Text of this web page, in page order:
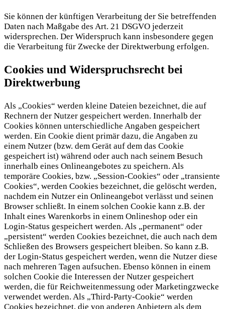
Sie können der künftigen Verarbeitung der Sie betreffenden
Daten nach Maßgabe des Art. 21 DSGVO jederzeit
widersprechen. Der Widerspruch kann insbesondere gegen
die Verarbeitung für Zwecke der Direktwerbung erfolgen.
Cookies und Widerspruchsrecht bei
Direktwerbung
Als „Cookies“ werden kleine Dateien bezeichnet, die auf
Rechnern der Nutzer gespeichert werden. Innerhalb der
Cookies können unterschiedliche Angaben gespeichert
werden. Ein Cookie dient primär dazu, die Angaben zu
einem Nutzer (bzw. dem Gerät auf dem das Cookie
gespeichert ist) während oder auch nach seinem Besuch
innerhalb eines Onlineangebotes zu speichern. Als
temporäre Cookies, bzw. „Session-Cookies“ oder „transiente
Cookies“, werden Cookies bezeichnet, die gelöscht werden,
nachdem ein Nutzer ein Onlineangebot verlässt und seinen
Browser schließt. In einem solchen Cookie kann z.B. der
Inhalt eines Warenkorbs in einem Onlineshop oder ein
Login-Status gespeichert werden. Als „permanent“ oder
„persistent“ werden Cookies bezeichnet, die auch nach dem
Schließen des Browsers gespeichert bleiben. So kann z.B.
der Login-Status gespeichert werden, wenn die Nutzer diese
nach mehreren Tagen aufsuchen. Ebenso können in einem
solchen Cookie die Interessen der Nutzer gespeichert
werden, die für Reichweitenmessung oder Marketingzwecke
verwendet werden. Als „Third-Party-Cookie“ werden
Cookies bezeichnet, die von anderen Anbietern als dem